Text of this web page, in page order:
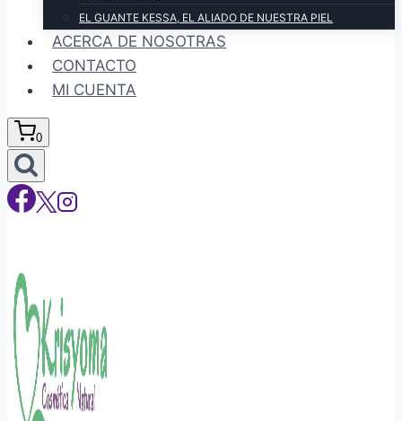
EL GUANTE KESSA, EL ALIADO DE NUESTRA PIEL
ACERCA DE NOSOTRAS
CONTACTO
MI CUENTA
0